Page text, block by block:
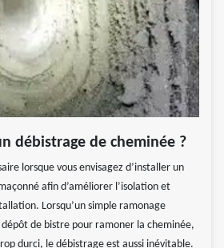
débistrage de cheminée ?
lorsque vous envisagez d’installer un
afin d’améliorer l’isolation et
Lorsqu’un simple ramonage
dépôt de bistre pour ramoner la cheminée,
durci, le débistrage est aussi inévitable.